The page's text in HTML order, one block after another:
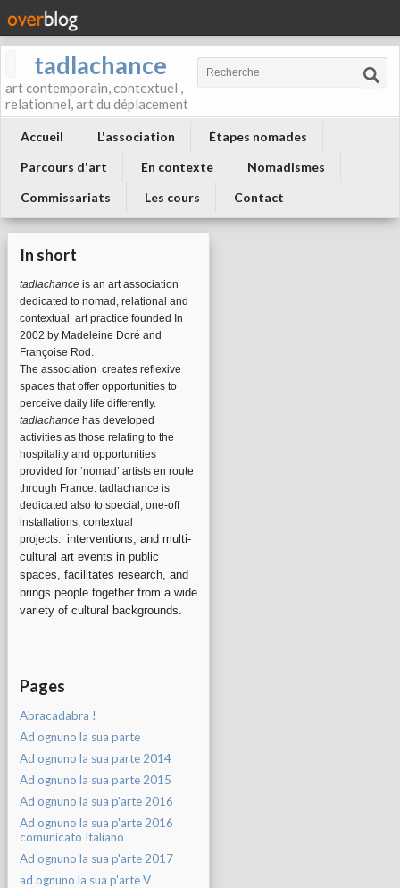
tadlachance
art contemporain, contextuel ,
relationnel, art du déplacement
Accueil L'association
Étapes nomades
Parcours d'art
En contexte
Nomadismes
Commissariats
Les cours Contact
In short
tadlachance is an art association
dedicated to nomad, relational and
contextual art practice founded In
2002 by Madeleine Doré and
Françoise Rod.
The association creates reflexive
spaces that offer opportunities to
perceive daily life differently.
tadlachance has developed
activities as those relating to the
hospitality and opportunities
provided for ‘nomad’ artists en route
through France. tadlachance is
dedicated also to special, one-off
installations, contextual
projects. interventions, and multi-
cultural art events in public
spaces, facilitates research, and
brings people together from a wide
variety of cultural backgrounds.
Pages
Abracadabra !
Ad ognuno la sua parte
Ad ognuno la sua parte 2014
Ad ognuno la sua parte 2015
Ad ognuno la sua p'arte 2016
Ad ognuno la sua p'arte 2016
comunicato Italiano
Ad ognuno la sua p'arte 2017
ad ognuno la sua p'arte V